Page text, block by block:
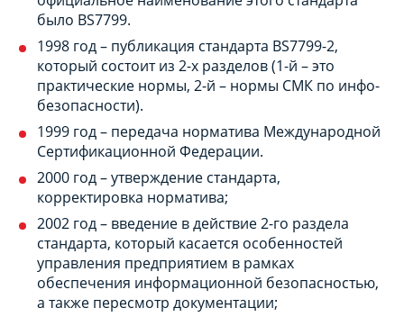
было BS7799.
1998 год – публикация стандарта BS7799-2,
который состоит из 2-х разделов (1-й – это
практические нормы, 2-й – нормы СМК по инфо-
безопасности).
1999 год – передача норматива Международной
Сертификационной Федерации.
2000 год – утверждение стандарта,
корректировка норматива;
2002 год – введение в действие 2-го раздела
стандарта, который касается особенностей
управления предприятием в рамках
обеспечения информационной безопасностью,
а также пересмотр документации;